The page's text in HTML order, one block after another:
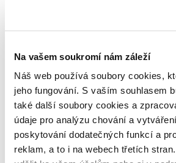
Na vašem soukromí nám záleží
Náš web používá soubory cookies,
jeho fungování. S vaším souhlasem
také další soubory cookies a
údaje pro analýzu chování a
poskytování dodatečných funkcí a
reklam, a to i na webech třetích
Dotaz